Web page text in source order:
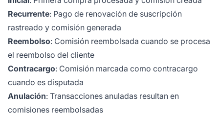
Recurrente: Pago de renovación de suscripción
rastreado y comisión generada
Reembolso: Comisión reembolsada cuando se procesa
el reembolso del cliente
Contracargo: Comisión marcada como contracargo
cuando es disputada
Anulación: Transacciones anuladas resultan en
comisiones reembolsadas